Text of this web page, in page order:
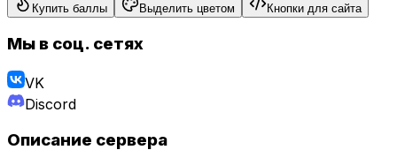
Купить баллы Выделить цветом Кнопки для сайта
Мы в соц. сетях
VK
Discord
Описание сервера